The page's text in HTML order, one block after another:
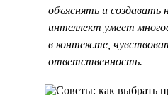
объяснять и создавать
интеллект умеет
в контексте,
ответственность.